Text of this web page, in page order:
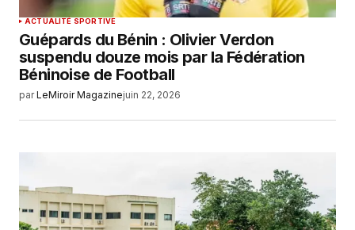
ACTUALITÉ SPORTIVE
Guépards du Bénin : Olivier Verdon
suspendu douze mois par la Fédération
Béninoise de Football
par LeMiroir Magazinejuin 22, 2026